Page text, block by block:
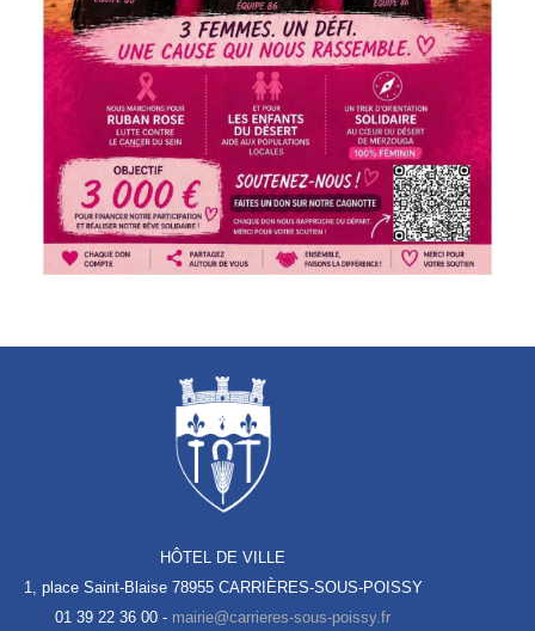
HÔTEL DE VILLE
1, place Saint-Blaise 78955 CARRIÈRES-SOUS-POISSY
01 39 22 36 00 -